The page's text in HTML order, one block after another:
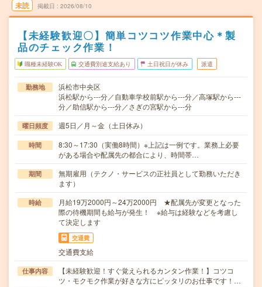
未読 掲載日 2026/08/10
【未経験歓迎〇】簡単コツコツ作業中心＊製
品のチェック作業！
職種未経験OK 交通費別途支給あり 土日祝日が休み 派遣
勤務地
浜松市中央区
浜松駅から---分／自動車学校前駅から---分／高塚駅から---
分／助信駅から---分／さぎの宮駅から---分
曜日頻度 週5日／月～金（土日休み）
時間
8:30～17:30（実働8時間）※上記は一例です。業務上必要
がある場合や配属先の都合により、時間帯…
期間
無期雇用（テクノ・サービスの正社員として勤務いただき
ます）
時給
月給19万2000円～24万2000円 ★配属先が変更となった
際の待機期間も給与が発生！ ※給与は経験などを考慮し
て決定します
交通費
交通費支給
仕事内容
【未経験歓迎！すぐ覚えられるカンタン作業！】コツコ
ツ・モクモク作業が好きな方にピッタリのお仕事です！…